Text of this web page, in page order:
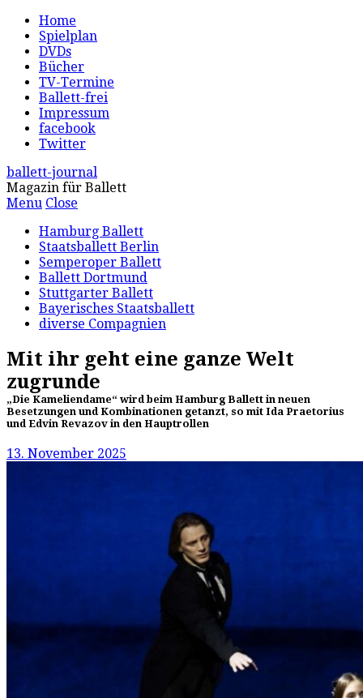
Home
Spielplan
DVDs
Bücher
TV-Termine
Ballett-frei
Impressum
facebook
Twitter
ballett-journal
Magazin für Ballett
Menu Close
Hamburg Ballett
Staatsballett Berlin
Semperoper Ballett
Ballett Dortmund
Stuttgarter Ballett
Bayerisches Staatsballett
diverse Compagnien
Mit ihr geht eine ganze Welt
zugrunde
„Die Kameliendame“ wird beim Hamburg Ballett in neuen
Besetzungen und Kombinationen getanzt, so mit Ida Praetorius
und Edvin Revazov in den Hauptrollen
13. November 2025